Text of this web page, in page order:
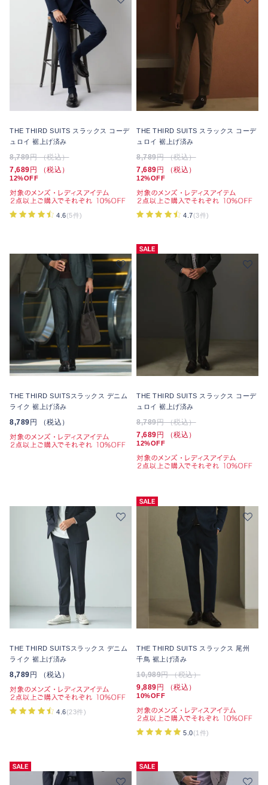
THE THIRD SUITS スラックス コーデ
ュロイ 裾上げ済み
8,789円 （税込）
7,689 円 （税込）
12%OFF
4.6(5件)
THE THIRD SUITS スラックス コーデ
ュロイ 裾上げ済み
8,789円 （税込）
7,689 円 （税込）
12%OFF
4.7(3件)
THE THIRD SUITSスラックス デニム
ライク 裾上げ済み
8,789 円 （税込）
THE THIRD SUITS スラックス コーデ
ュロイ 裾上げ済み
8,789円 （税込）
7,689 円 （税込）
12%OFF
THE THIRD SUITSスラックス デニム
ライク 裾上げ済み
8,789 円 （税込）
4.6(23件)
THE THIRD SUITS スラックス 尾州
千鳥 裾上げ済み
10,989円 （税込）
9,889 円 （税込）
10%OFF
5.0(1件)